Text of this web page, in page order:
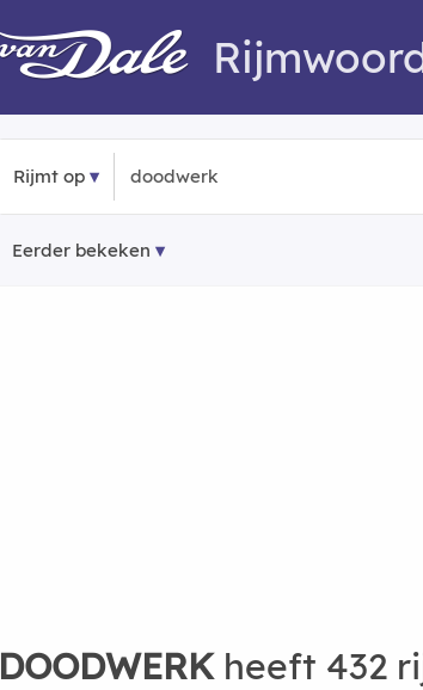
Rijmt op
Eerder bekeken
DOODWERKheeft 432